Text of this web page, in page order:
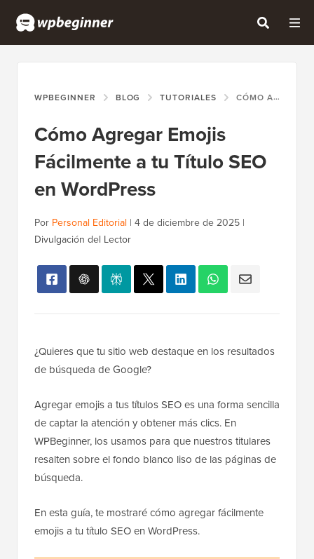
WPBEGINNER BLOG TUTORIALES CÓMO AGREGAR EMOJIS FÁCILMENTE A TU TÍTULO SEO EN WORDPRESS
Cómo Agregar Emojis
Fácilmente a tu Título SEO
en WordPress
Por Personal Editorial | 4 de diciembre de 2025 |
Divulgación del Lector
¿Quieres que tu sitio web destaque en los resultados
de búsqueda de Google?
Agregar emojis a tus títulos SEO es una forma sencilla
de captar la atención y obtener más clics. En
WPBeginner, los usamos para que nuestros titulares
resalten sobre el fondo blanco liso de las páginas de
búsqueda.
En esta guía, te mostraré cómo agregar fácilmente
emojis a tu título SEO en WordPress.